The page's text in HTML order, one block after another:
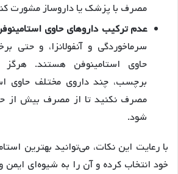
مصرف با پزشک یا داروساز مشورت
عدم ترکیب داروهای حاوی
سرماخوردگی و آنفولانزا، و حتی
حاوی استامینوفن هستند.
برچسب، چند داروی مختلف حاوی
مصرف نکنید تا از مصرف بیش از
شود.
با رعایت این نکات، می‌توانید بهترین
خود انتخاب کرده و آن را به شیوه‌ای